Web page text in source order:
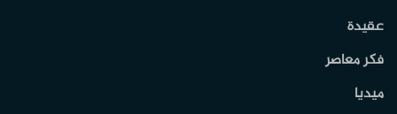
عقيدة
فكر معاصر
ميديا